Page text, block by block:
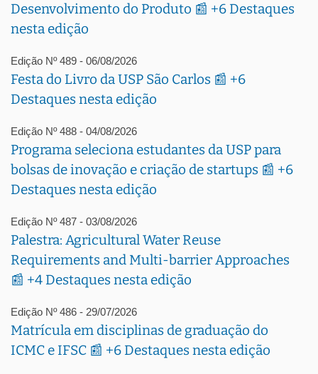
Desenvolvimento do Produto 📰 +6 Destaques
nesta edição
Edição Nº 489 - 06/08/2026
Festa do Livro da USP São Carlos 📰 +6
Destaques nesta edição
Edição Nº 488 - 04/08/2026
Programa seleciona estudantes da USP para
bolsas de inovação e criação de startups 📰 +6
Destaques nesta edição
Edição Nº 487 - 03/08/2026
Palestra: Agricultural Water Reuse
Requirements and Multi-barrier Approaches
📰 +4 Destaques nesta edição
Edição Nº 486 - 29/07/2026
Matrícula em disciplinas de graduação do
ICMC e IFSC 📰 +6 Destaques nesta edição